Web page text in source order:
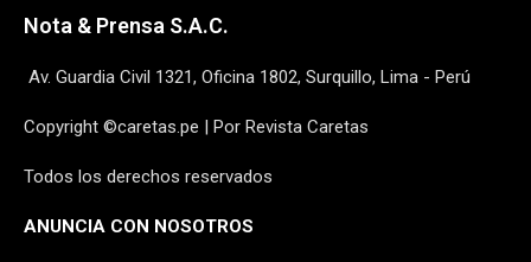
Nota & Prensa S.A.C.
Av. Guardia Civil 1321, Oficina 1802, Surquillo, Lima - Perú
Copyright ©caretas.pe | Por Revista Caretas
Todos los derechos reservados
ANUNCIA CON NOSOTROS